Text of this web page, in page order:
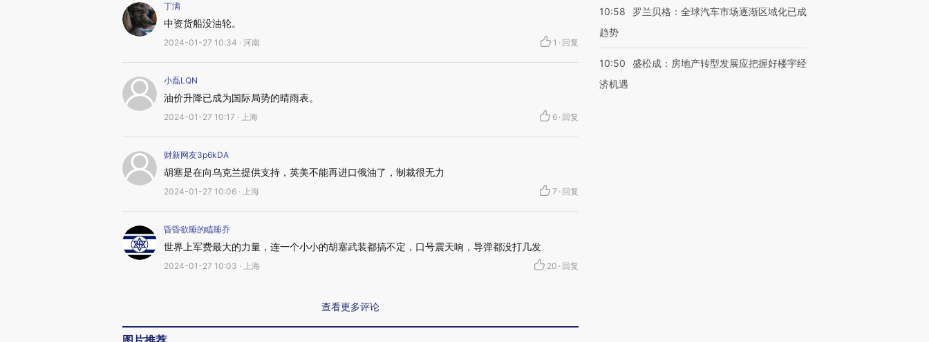
丁满
中资货船没油轮。
2024-01-27 10:34 · 河南 1 · 回复
小磊LQN
油价升降已成为国际局势的晴雨表。
2024-01-27 10:17 · 上海 6 · 回复
财新网友3p6kDA
胡塞是在向乌克兰提供支持，英美不能再进口俄油了，制裁很无力
2024-01-27 10:06 · 上海 7 · 回复
昏昏欲睡的瞌睡乔
世界上军费最大的力量，连一个小小的胡塞武装都搞不定，口号震天响，导弹都没打几发
2024-01-27 10:03 · 上海 20 · 回复
查看更多评论
10:58
罗兰贝格：全球汽车市场逐渐区域化已成
趋势
10:50
盛松成：房地产转型发展应把握好楼宇经
济机遇